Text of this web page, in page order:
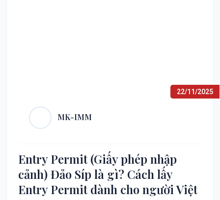
22/11/2025
MK-IMM
Entry Permit (Giấy phép nhập
cảnh) Đảo Síp là gì? Cách lấy
Entry Permit dành cho người Việt